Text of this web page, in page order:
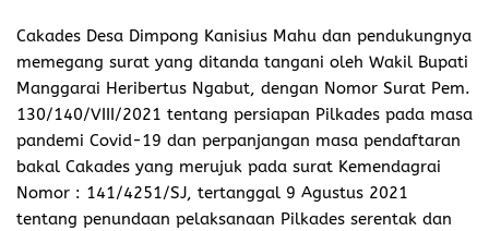
Cakades Desa Dimpong Kanisius Mahu dan pendukungnya
memegang surat yang ditanda tangani oleh Wakil Bupati
Manggarai Heribertus Ngabut, dengan Nomor Surat Pem.
130/140/VIII/2021 tentang persiapan Pilkades pada masa
pandemi Covid-19 dan perpanjangan masa pendaftaran
bakal Cakades yang merujuk pada surat Kemendagrai
Nomor : 141/4251/SJ, tertanggal 9 Agustus 2021
tentang penundaan pelaksanaan Pilkades serentak dan